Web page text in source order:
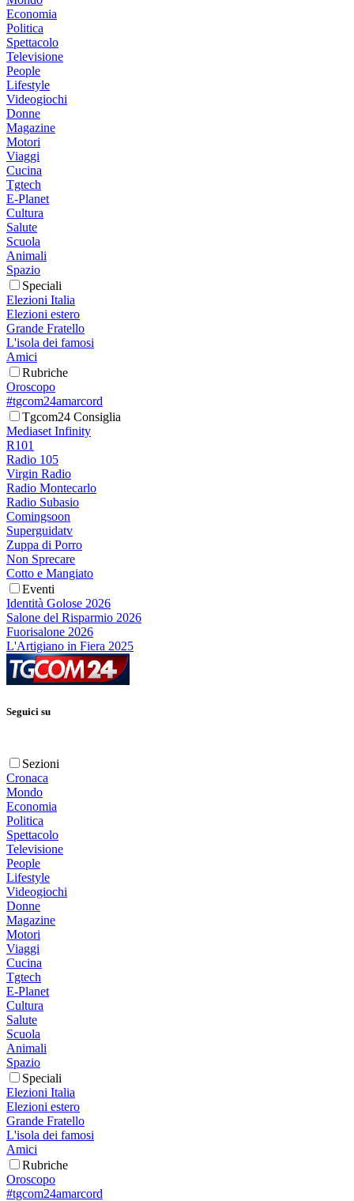
Economia
Politica
Spettacolo
Televisione
People
Lifestyle
Videogiochi
Donne
Magazine
Motori
Viaggi
Cucina
Tgtech
E-Planet
Cultura
Salute
Scuola
Animali
Spazio
Speciali
Elezioni Italia
Elezioni estero
Grande Fratello
L'isola dei famosi
Amici
Rubriche
Oroscopo
#tgcom24amarcord
Tgcom24 Consiglia
Mediaset Infinity
R101
Radio 105
Virgin Radio
Radio Montecarlo
Radio Subasio
Comingsoon
Superguidatv
Zuppa di Porro
Non Sprecare
Cotto e Mangiato
Eventi
Identità Golose 2026
Salone del Risparmio 2026
Fuorisalone 2026
L'Artigiano in Fiera 2025
Seguici su
Sezioni
Cronaca
Mondo
Economia
Politica
Spettacolo
Televisione
People
Lifestyle
Videogiochi
Donne
Magazine
Motori
Viaggi
Cucina
Tgtech
E-Planet
Cultura
Salute
Scuola
Animali
Spazio
Speciali
Elezioni Italia
Elezioni estero
Grande Fratello
L'isola dei famosi
Amici
Rubriche
Oroscopo
#tgcom24amarcord